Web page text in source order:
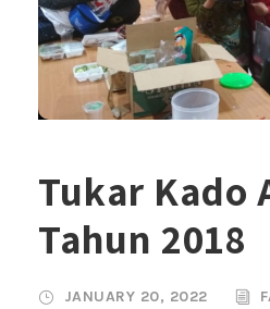
Tukar Kado
Tahun 2018
JANUARY 20, 2022